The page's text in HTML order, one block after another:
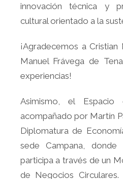
innovación técnica y
cultural orientado a la
¡Agradecemos a
Manuel Frávega de
experiencias!
Asimismo, el
acompañado por Martín
Diplomatura de
sede Campana, donde
participa a través de un
de Negocios